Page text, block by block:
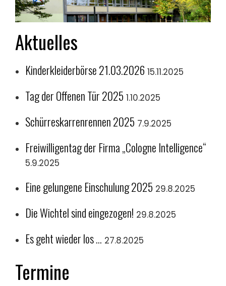
Aktuelles
Kinderkleiderbörse 21.03.2026 15.11.2025
Tag der Offenen Tür 2025 1.10.2025
Schürreskarrenrennen 2025 7.9.2025
Freiwilligentag der Firma „Cologne Intelligence“
5.9.2025
Eine gelungene Einschulung 2025 29.8.2025
Die Wichtel sind eingezogen! 29.8.2025
Es geht wieder los … 27.8.2025
Termine